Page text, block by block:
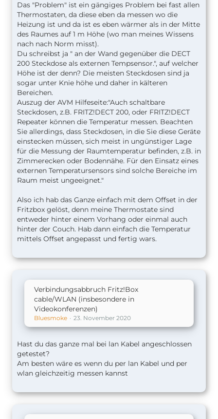
Das "Problem" ist ein gängiges Problem bei fast allen
Thermostaten, da diese eben da messen wo die
Heizung ist und da ist es eben wärmer als in der Mitte
des Raumes auf 1 m Höhe (wo man meines Wissens
nach nach Norm misst).
Du schreibst ja " an der Wand gegenüber die DECT
200 Steckdose als externen Tempsensor.", auf welcher
Höhe ist der denn? Die meisten Steckdosen sind ja
sogar unter Knie höhe und daher in kälteren
Bereichen.
Auszug der AVM Hilfeseite:"Auch schaltbare
Steckdosen, z.B. FRITZ!DECT 200, oder FRITZ!DECT
Repeater können die Temperatur messen. Beachten
Sie allerdings, dass Steckdosen, in die Sie diese Geräte
einstecken müssen, sich meist in ungünstiger Lage
für die Messung der Raumtemperatur befinden, z.B. in
Zimmerecken oder Bodennähe. Für den Einsatz eines
externen Temperatursensors sind solche Bereiche im
Raum meist ungeeignet."
Also ich hab das Ganze einfach mit dem Offset in der
Fritzbox gelöst, denn meine Thermostate sind
entweder hinter einem Vorhang oder einmal auch
hinter der Couch. Hab dann einfach die Temperatur
mittels Offset angepasst und fertig wars.
Verbindungsabbruch Fritz!Box
cable/WLAN (insbesondere in
Videokonferenzen)
Bluesmoke 23. November 2020
Hast du das ganze mal bei lan Kabel angeschlossen
getestet?
Am besten wäre es wenn du per lan Kabel und per
wlan gleichzeitig messen kannst